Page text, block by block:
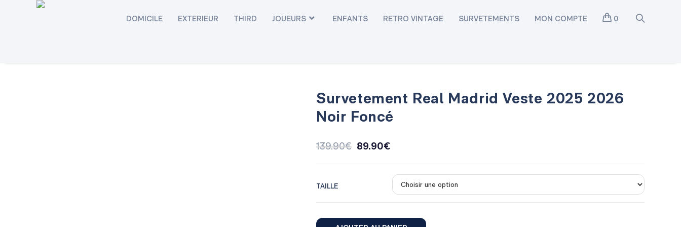
DOMICILE EXTERIEUR THIRD JOUEURS ENFANTS RETRO VINTAGE SURVETEMENTS MON COMPTE 0
Survetement Real Madrid Veste 2025 2026
Noir Foncé
139.90€ 89.90€
TAILLE